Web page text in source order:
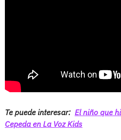
Te puede interesar: El niño que
Cepeda en La Voz Kids